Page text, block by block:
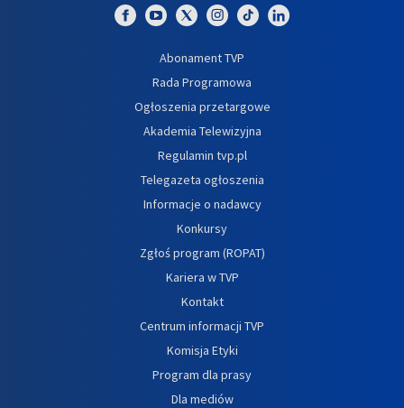
Abonament TVP
Rada Programowa
Ogłoszenia przetargowe
Akademia Telewizyjna
Regulamin tvp.pl
Telegazeta ogłoszenia
Informacje o nadawcy
Konkursy
Zgłoś program (ROPAT)
Kariera w TVP
Kontakt
Centrum informacji TVP
Komisja Etyki
Program dla prasy
Dla mediów